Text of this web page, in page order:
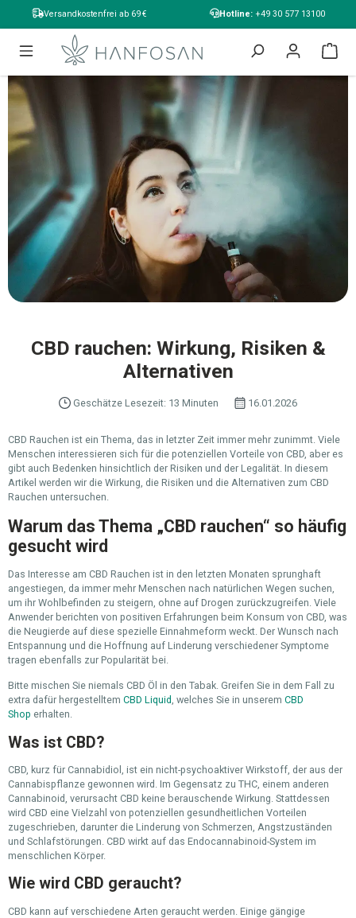
springenVersandkostenfrei ab 69 € Hotline: +49 30 577 13100
CBD rauchen: Wirkung, Risiken &
Alternativen
Geschätze Lesezeit: 13 Minuten 16.01.2026
CBD Rauchen ist ein Thema, das in letzter Zeit immer mehr zunimmt. Viele
Menschen interessieren sich für die potenziellen Vorteile von CBD, aber es
gibt auch Bedenken hinsichtlich der Risiken und der Legalität. In diesem
Artikel werden wir die Wirkung, die Risiken und die Alternativen zum CBD
Rauchen untersuchen.
Warum das Thema „CBD rauchen“ so häufig
gesucht wird
Das Interesse am CBD Rauchen ist in den letzten Monaten sprunghaft
angestiegen, da immer mehr Menschen nach natürlichen Wegen suchen,
um ihr Wohlbefinden zu steigern, ohne auf Drogen zurückzugreifen. Viele
Anwender berichten von positiven Erfahrungen beim Konsum von CBD, was
die Neugierde auf diese spezielle Einnahmeform weckt. Der Wunsch nach
Entspannung und die Hoffnung auf Linderung verschiedener Symptome
tragen ebenfalls zur Popularität bei.
Bitte mischen Sie niemals CBD Öl in den Tabak. Greifen Sie in dem Fall zu
extra dafür hergestelltem CBD Liquid, welches Sie in unserem CBD
Shop erhalten.
Was ist CBD?
CBD, kurz für Cannabidiol, ist ein nicht-psychoaktiver Wirkstoff, der aus der
Cannabispflanze gewonnen wird. Im Gegensatz zu THC, einem anderen
Cannabinoid, verursacht CBD keine berauschende Wirkung. Stattdessen
wird CBD eine Vielzahl von potenziellen gesundheitlichen Vorteilen
zugeschrieben, darunter die Linderung von Schmerzen, Angstzuständen
und Schlafstörungen. CBD wirkt auf das Endocannabinoid-System im
menschlichen Körper.
Wie wird CBD geraucht?
CBD kann auf verschiedene Arten geraucht werden. Einige gängige